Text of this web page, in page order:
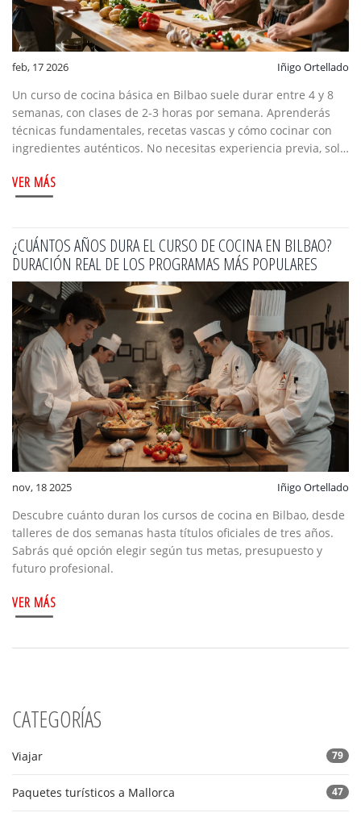
feb, 17 2026 Iñigo Ortellado
Un curso de cocina básica en Bilbao suele durar entre 4 y 8
semanas, con clases de 2-3 horas por semana. Aprenderás
técnicas fundamentales, recetas vascas y cómo cocinar con
ingredientes auténticos. No necesitas experiencia previa, solo
VER MÁS
¿CUÁNTOS AÑOS DURA EL CURSO DE COCINA EN BILBAO?
DURACIÓN REAL DE LOS PROGRAMAS MÁS POPULARES
nov, 18 2025 Iñigo Ortellado
Descubre cuánto duran los cursos de cocina en Bilbao, desde
talleres de dos semanas hasta títulos oficiales de tres años.
Sabrás qué opción elegir según tus metas, presupuesto y
futuro profesional.
VER MÁS
CATEGORÍAS
Viajar 79
Paquetes turísticos a Mallorca 47